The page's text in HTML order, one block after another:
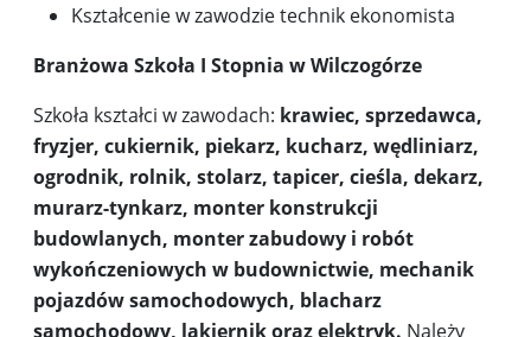
Kształcenie w zawodzie technik ekonomista
Branżowa Szkoła I Stopnia w Wilczogórze
Szkoła kształci w zawodach: krawiec, sprzedawca,
fryzjer, cukiernik, piekarz, kucharz, wędliniarz,
ogrodnik, rolnik, stolarz, tapicer, cieśla, dekarz,
murarz-tynkarz, monter konstrukcji
budowlanych, monter zabudowy i robót
wykończeniowych w budownictwie, mechanik
pojazdów samochodowych, blacharz
samochodowy, lakiernik oraz elektryk. Należy